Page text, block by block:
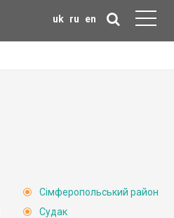
uk ru en
Сімферопольський район
Судак